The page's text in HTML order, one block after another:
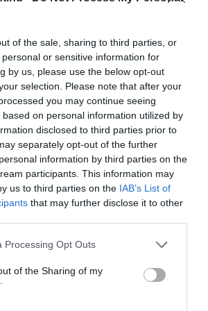
of the sale, sharing to third parties, or
or sensitive information for
by us, please use the below opt-out
selection. Please note that after your
you may continue seeing
on personal information utilized by
disclosed to third parties prior to
separately opt-out of the further
information by third parties on the
participants. This information may
us to third parties on the IAB’s List of
that may further disclose it to other
website/app uses one or more Google
or usage behaviour. You may click to
to Google and its third-party tags to
specified purposes in below Google
Processing Opt Outs
of the Sharing of my